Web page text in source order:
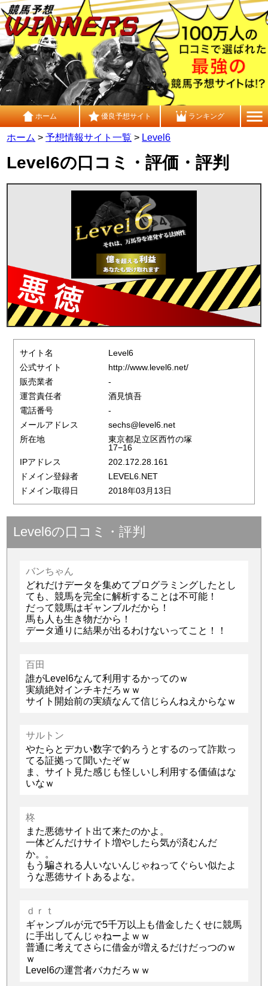
ホーム 優良予想サイト ランキング
ホーム >予想情報サイト一覧 > Level6
Level6の口コミ・評価・評判
サイト名
Level6
公式サイト
http://www.level6.net/
販売業者
-
運営責任者
酒見慎吾
電話番号
-
メールアドレス
sechs@level6.net
所在地
東京都足立区西竹の塚
17−16
IPアドレス
202.172.28.161
ドメイン登録者
LEVEL6.NET
ドメイン取得日
2018年03月13日
Level6の口コミ・評判
バンちゃん
どれだけデータを集めてプログラミングしたとし
ても、競馬を完全に解析することは不可能！
だって競馬はギャンブルだから！
馬も人も生き物だから！
データ通りに結果が出るわけないってこと！！
百田
誰がLevel6なんて利用するかってのｗ
実績絶対インチキだろｗｗ
サイト開始前の実績なんて信じらんねえからなｗ
サルトン
やたらとデカい数字で釣ろうとするのって詐欺っ
てる証拠って聞いたぞｗ
ま、サイト見た感じも怪しいし利用する価値はな
いなｗ
柊
また悪徳サイト出て来たのかよ。
一体どんだけサイト増やしたら気が済むんだ
か。。
もう騙される人いないんじゃねってぐらい似たよ
うな悪徳サイトあるよな。
ｄｒｔ
ギャンブルが元で5千万以上も借金したくせに競馬
に手出してんじゃねーよｗｗ
普通に考えてさらに借金が増えるだけだっつのｗ
ｗ
Level6の運営者バカだろｗｗ